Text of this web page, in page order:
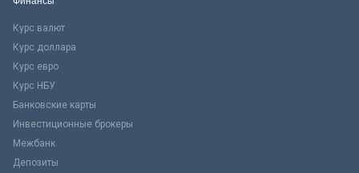
Курс валют
Курс доллара
Курс евро
Курс НБУ
Банковские карты
Инвестиционные брокеры
Межбанк
Депозиты